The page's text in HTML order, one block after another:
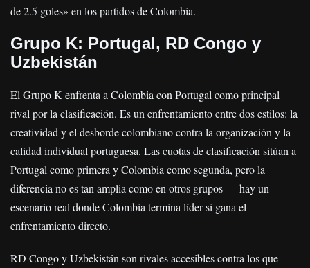
de 2.5 goles» en los partidos de Colombia.
Grupo K: Portugal, RD Congo y
Uzbekistán
El Grupo K enfrenta a Colombia con Portugal como principal
rival por la clasificación. Es un enfrentamiento entre dos estilos: la
creatividad y el desborde colombiano contra la organización y la
calidad individual portuguesa. Las cuotas de clasificación sitúan a
Portugal como primera y Colombia como segunda, pero la
diferencia no es tan amplia como en otros grupos — hay un
escenario real donde Colombia termina líder si gana el
enfrentamiento directo.
RD Congo y Uzbekistán son rivales accesibles contra los que